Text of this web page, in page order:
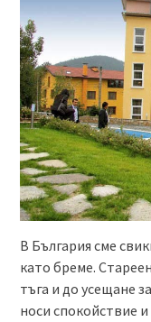
В България сме
като бреме.
тъга и до усещане
носи спокойствие